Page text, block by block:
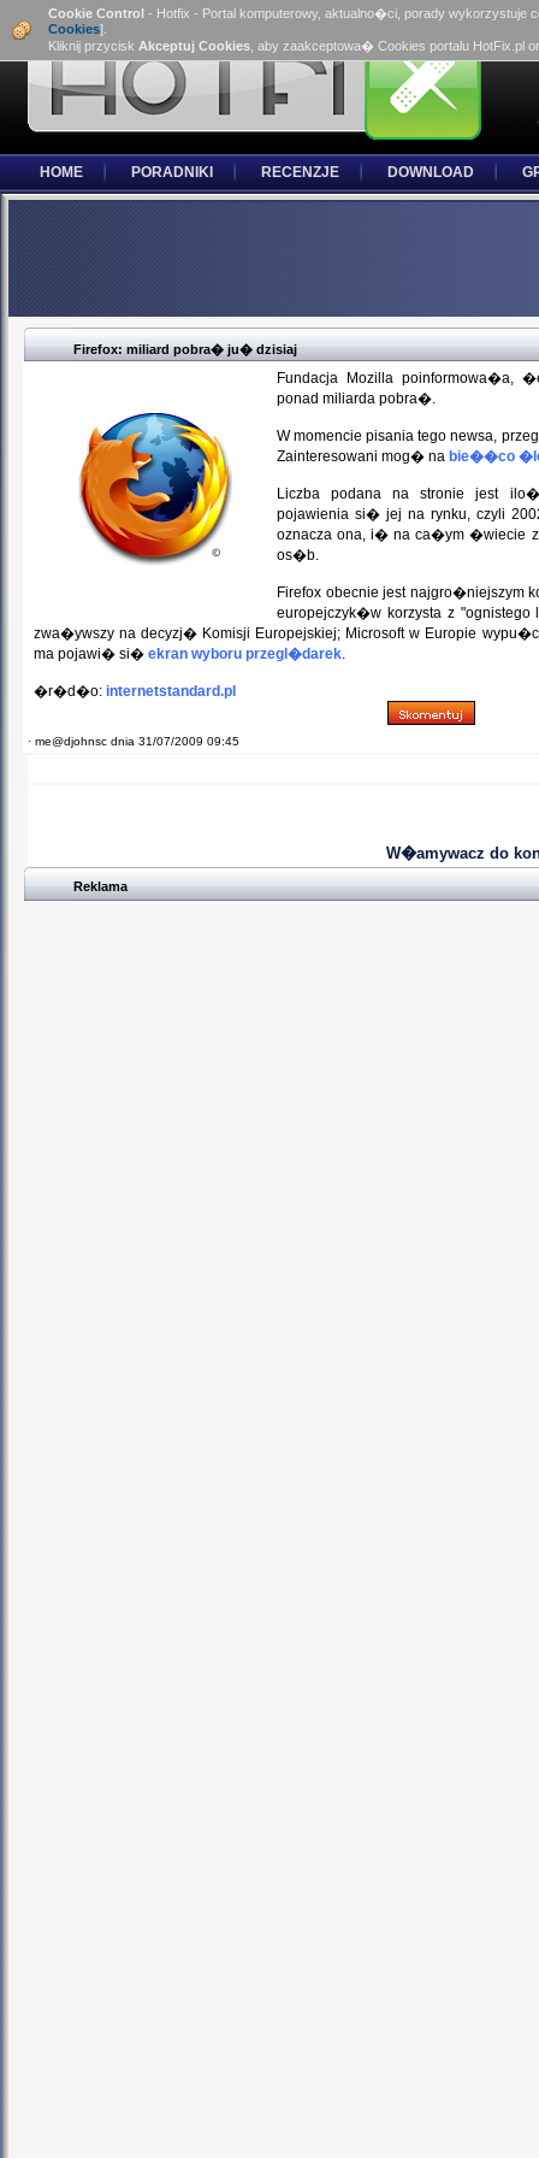
Cookie Control - Hotfix - Portal komputerowy, aktualno�ci, porady wykorzystuje
Cookies].
Kliknij przycisk Akceptuj Cookies , aby zaakceptowa� Cookies portalu HotFix.pl
HOME PORADNIKI RECENZJE DOWNLOAD
Firefox: miliard pobra� ju� dzisiaj
Fundacja Mozilla poinformowa�a,
ponad miliarda pobra�.
W momencie pisania tego newsa,
Zainteresowani mog� na bie��co
Liczba podana na stronie jest
pojawienia si� jej na rynku, czyli
oznacza ona, i� na ca�ym �wiecie
os�b.
Firefox obecnie jest najgro�niejszym
europejczyk�w korzysta z
zwa�ywszy na decyzj� Komisji Europejskiej; Microsoft w Europie
ma pojawi� si� ekran wyboru przegl�darek.
�r�d�o: internetstandard.pl
· me@djohnsc dnia 31/07/2009 09:45
W�amywacz do
Reklama